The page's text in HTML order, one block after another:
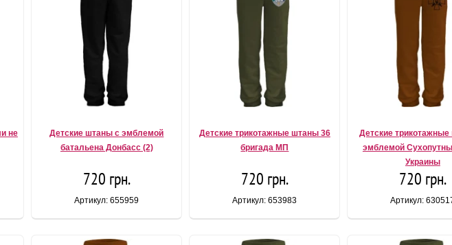
не
Детские штаны с эмблемой
батальена Донбасс (2)
720 грн.
Артикул: 655959
Детские трикотажные штаны 36
бригада МП
720 грн.
Артикул: 653983
Детские
эмблемой
Украины
720 грн.
Артикул: